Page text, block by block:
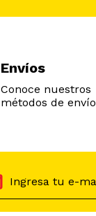
Envíos
Conoce nuestros
métodos de envío